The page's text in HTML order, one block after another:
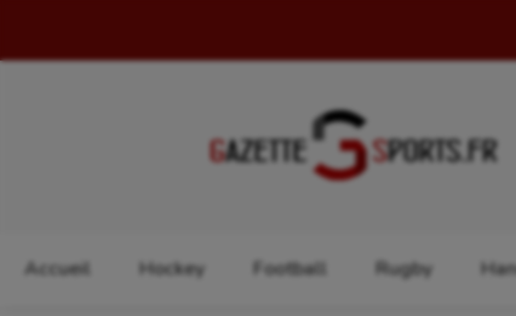
Accueil Hockey Football Rugby